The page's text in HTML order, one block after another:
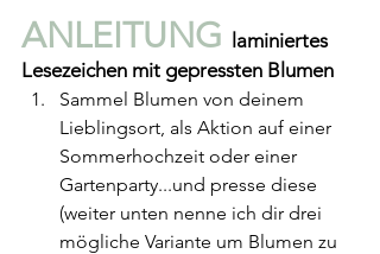
ANLEITUNG laminiertes
Lesezeichen mit gepressten Blumen
Sammel Blumen von deinem
Lieblingsort, als Aktion auf einer
Sommerhochzeit oder einer
Gartenparty...und presse diese
(weiter unten nenne ich dir drei
mögliche Variante um Blumen zu